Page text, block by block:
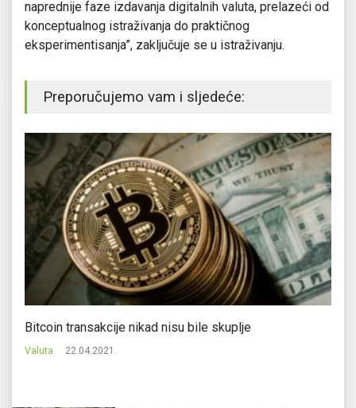
naprednije faze izdavanja digitalnih valuta, prelazeći od
konceptualnog istraživanja do praktičnog
eksperimentisanja”, zaključuje se u istraživanju.
Preporučujemo vam i sljedeće:
Bitcoin transakcije nikad nisu bile skuplje
Valuta 22.04.2021.